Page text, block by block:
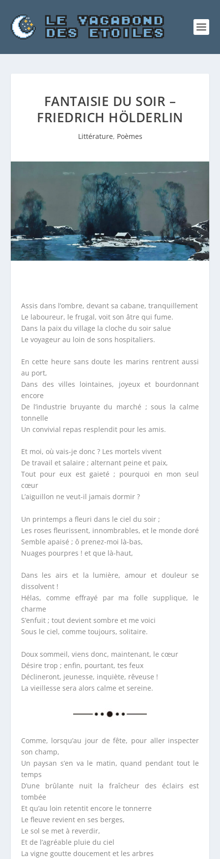
FANTAISIE DU SOIR –
FRIEDRICH HÖLDERLIN
Littérature, Poèmes
Assis dans l’ombre, devant sa cabane, tranquillement
Le laboureur, le frugal, voit son âtre qui fume.
Dans la paix du village la cloche du soir salue
Le voyageur au loin de sons hospitaliers.
En cette heure sans doute les marins rentrent aussi
au port,
Dans des villes lointaines, joyeux et bourdonnant
encore
De l’industrie bruyante du marché ; sous la calme
tonnelle
Un convivial repas resplendit pour les amis.
Et moi, où vais-je donc ? Les mortels vivent
De travail et salaire ; alternant peine et paix,
Tout pour eux est gaieté ; pourquoi en mon seul
cœur
L’aiguillon ne veut-il jamais dormir ?
Un printemps a fleuri dans le ciel du soir ;
Les roses fleurissent, innombrables, et le monde doré
Semble apaisé ; ô prenez-moi là-bas,
Nuages pourpres ! et que là-haut,
Dans les airs et la lumière, amour et douleur se
dissolvent !
Hélas, comme effrayé par ma folle supplique, le
charme
S’enfuit ; tout devient sombre et me voici
Sous le ciel, comme toujours, solitaire.
Doux sommeil, viens donc, maintenant, le cœur
Désire trop ; enfin, pourtant, tes feux
Déclineront, jeunesse, inquiète, rêveuse !
La vieillesse sera alors calme et sereine.
Comme, lorsqu’au jour de fête, pour aller inspecter
son champ,
Un paysan s’en va le matin, quand pendant tout le
temps
D’une brûlante nuit la fraîcheur des éclairs est
tombée
Et qu’au loin retentit encore le tonnerre
Le fleuve revient en ses berges,
Le sol se met à reverdir,
Et de l’agréable pluie du ciel
La vigne goutte doucement et les arbres